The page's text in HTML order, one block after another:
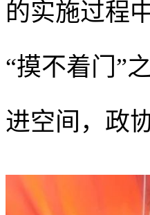
的实施过程
“摸不着门”
进空间，政